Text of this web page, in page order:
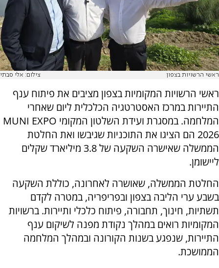
ראשי הרשויות בצפון צילום: אלי סבתי
ראשי הרשויות המקומיות בצפון מציבים את פיתוח ענף
התיירות במרכז האסטרטגיה הכלכלית ליום שאחרי
המלחמה. במסגרת ועידת השלטון המקומי MUNI EXPO
2026 הם הציגו את התוכניות שגיבשו ואת החלטת
הממשלה שאישרה השקעה של 3.8 מיליארד שקלים
ליישומן.
החלטת הממשלה, שאושרה לאחרונה, כוללת השקעה
בשבע ערי הליבה בצפון ובפריפריה, במטרה לקדם
תשתיות, חינוך, תחבורה, פיתוח כלכלי ותיירות. ברשויות
המקומיות רואים במהלך נקודת מפנה לשיקום ענף
התיירות, שנפגע בשנות הקורונה ובמהלך המלחמה
הממושכת.